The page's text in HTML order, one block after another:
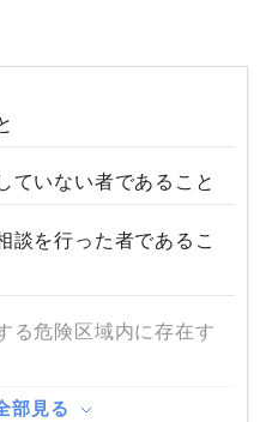
ていない者であること
談を行った者であるこ
る危険区域内に存在す
部見る